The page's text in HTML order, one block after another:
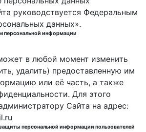
руководствуется Федеральным
данных».
персональной информации
в любой момент изменить
удалить) предоставленную им
или её часть, а также
Для этого
Сайта на адрес:
персональной информации пользователей